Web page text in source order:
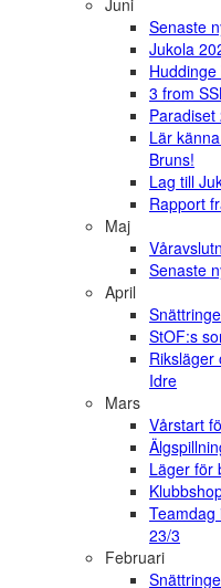
Senaste
Jukola
3 from
Lär
Bruns!
Lag till
Rapport
Maj
Senaste
April
StOF:s
Riksläger
Idre
Mars
Vårstart
Läger för
Teamdag
23/3
Februari